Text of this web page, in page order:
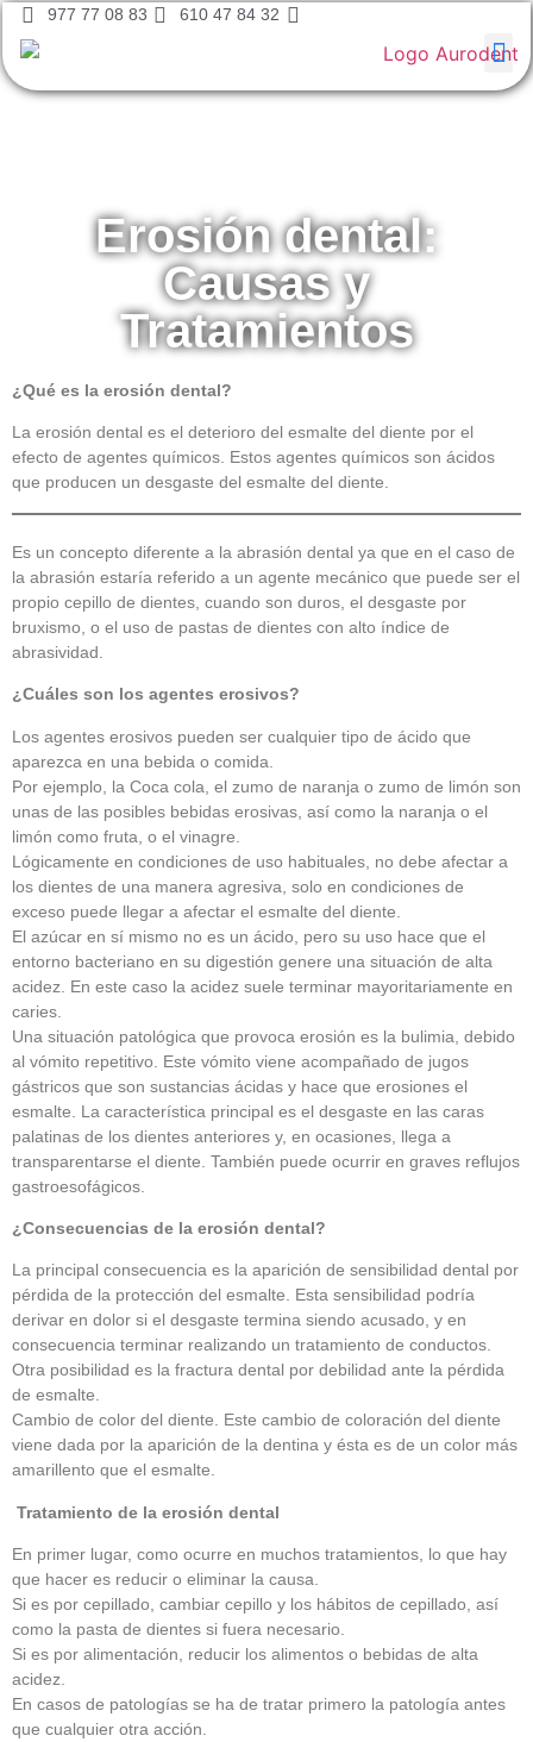
977 77 08 83 610 47 84 32
Erosión dental:
Causas y
Tratamientos
¿Qué es la erosión dental?
La erosión dental es el deterioro del esmalte del diente por el
efecto de agentes químicos. Estos agentes químicos son ácidos
que producen un desgaste del esmalte del diente.
Es un concepto diferente a la abrasión dental ya que en el caso de
la abrasión estaría referido a un agente mecánico que puede ser el
propio cepillo de dientes, cuando son duros, el desgaste por
bruxismo, o el uso de pastas de dientes con alto índice de
abrasividad.
¿Cuáles son los agentes erosivos?
Los agentes erosivos pueden ser cualquier tipo de ácido que
aparezca en una bebida o comida.
Por ejemplo, la Coca cola, el zumo de naranja o zumo de limón son
unas de las posibles bebidas erosivas, así como la naranja o el
limón como fruta, o el vinagre.
Lógicamente en condiciones de uso habituales, no debe afectar a
los dientes de una manera agresiva, solo en condiciones de
exceso puede llegar a afectar el esmalte del diente.
El azúcar en sí mismo no es un ácido, pero su uso hace que el
entorno bacteriano en su digestión genere una situación de alta
acidez. En este caso la acidez suele terminar mayoritariamente en
caries.
Una situación patológica que provoca erosión es la bulimia, debido
al vómito repetitivo. Este vómito viene acompañado de jugos
gástricos que son sustancias ácidas y hace que erosiones el
esmalte. La característica principal es el desgaste en las caras
palatinas de los dientes anteriores y, en ocasiones, llega a
transparentarse el diente. También puede ocurrir en graves reflujos
gastroesofágicos.
¿Consecuencias de la erosión dental?
La principal consecuencia es la aparición de sensibilidad dental por
pérdida de la protección del esmalte. Esta sensibilidad podría
derivar en dolor si el desgaste termina siendo acusado, y en
consecuencia terminar realizando un tratamiento de conductos.
Otra posibilidad es la fractura dental por debilidad ante la pérdida
de esmalte.
Cambio de color del diente. Este cambio de coloración del diente
viene dada por la aparición de la dentina y ésta es de un color más
amarillento que el esmalte.
Tratamiento de la erosión dental
En primer lugar, como ocurre en muchos tratamientos, lo que hay
que hacer es reducir o eliminar la causa.
Si es por cepillado, cambiar cepillo y los hábitos de cepillado, así
como la pasta de dientes si fuera necesario.
Si es por alimentación, reducir los alimentos o bebidas de alta
acidez.
En casos de patologías se ha de tratar primero la patología antes
que cualquier otra acción.